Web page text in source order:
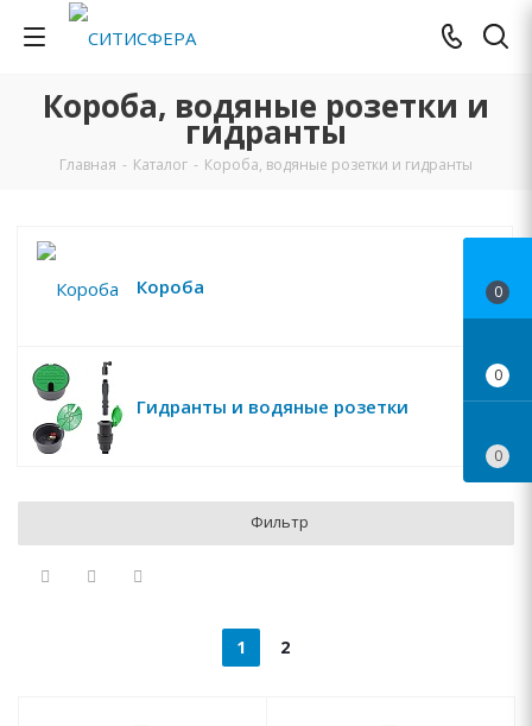
Короба, водяные розетки и
гидранты
Главная - Каталог - Короба, водяные розетки и гидранты
Короба
Гидранты и водяные розетки
Фильтр
1 2
0
0
0